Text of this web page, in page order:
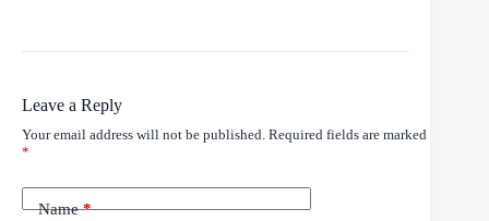
Leave a Reply
Your email address will not be published. Required fields are marked
*
Name*